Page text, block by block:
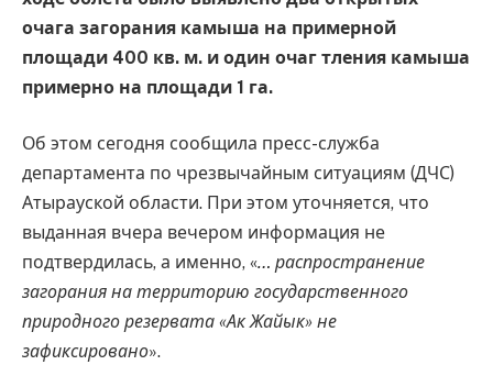
очага загорания камыша на примерной
площади 400 кв. м. и один очаг тления камыша
примерно на площади 1 га.
Об этом сегодня сообщила пресс-служба
департамента по чрезвычайным ситуациям (ДЧС)
Атырауской области. При этом уточняется, что
выданная вчера вечером информация не
подтвердилась, а именно, «… распространение
загорания на территорию государственного
природного резервата «Ак Жайык» не
зафиксировано».